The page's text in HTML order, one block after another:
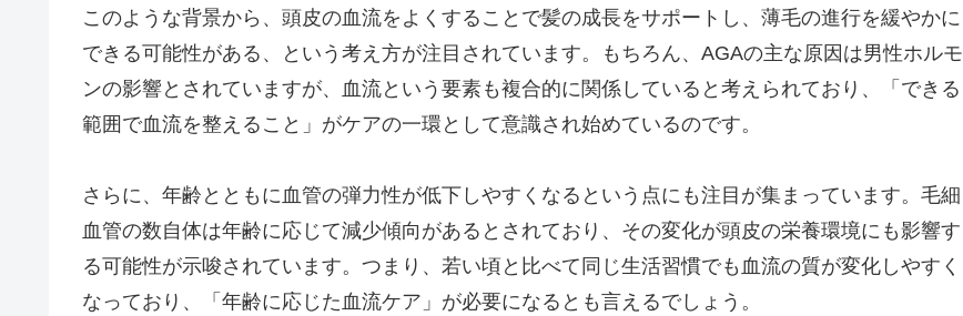
このような背景から、頭皮の血流をよくすることで髪の成長をサポートし、薄毛の進行を緩やかに
できる可能性がある、という考え方が注目されています。もちろん、AGAの主な原因は男性ホルモ
ンの影響とされていますが、血流という要素も複合的に関係していると考えられており、「できる
範囲で血流を整えること」がケアの一環として意識され始めているのです。
さらに、年齢とともに血管の弾力性が低下しやすくなるという点にも注目が集まっています。毛細
血管の数自体は年齢に応じて減少傾向があるとされており、その変化が頭皮の栄養環境にも影響す
る可能性が示唆されています。つまり、若い頃と比べて同じ生活習慣でも血流の質が変化しやすく
なっており、「年齢に応じた血流ケア」が必要になるとも言えるでしょう。